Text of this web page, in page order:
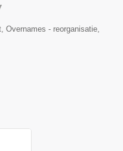
Overnames - reorganisatie,